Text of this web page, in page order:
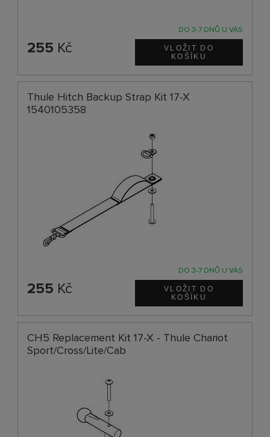
DO 3-7 DNŮ U VÁS
255 Kč
Thule Hitch Backup Strap Kit 17-X
1540105358
DO 3-7 DNŮ U VÁS
255 Kč
CH5 Replacement Kit 17-X - Thule Chariot
Sport/Cross/Lite/Cab